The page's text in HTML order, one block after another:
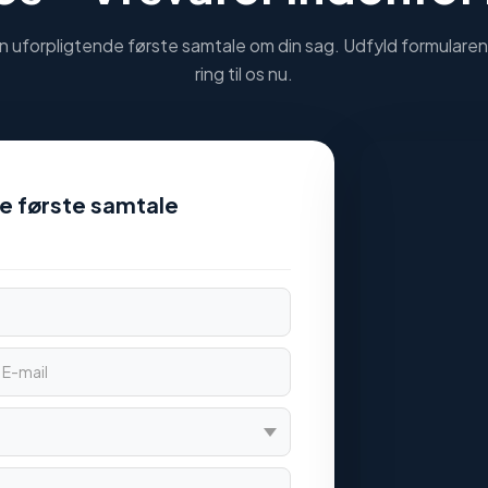
uforpligtende første samtale om din sag. Udfyld
ring til os nu.
første samtale